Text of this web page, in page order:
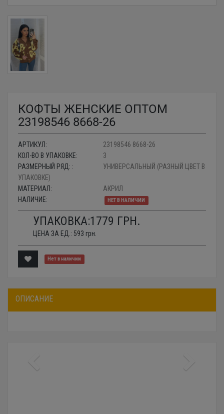
КОФТЫ ЖЕНСКИЕ ОПТОМ
23198546 8668-26
АРТИКУЛ:
23198546 8668-26
КОЛ-ВО В УПАКОВКЕ:
3
РАЗМЕРНЫЙ РЯД: :
УНИВЕРСАЛЬНЫЙ (РАЗНЫЙ ЦВЕТ В
УПАКОВКЕ)
МАТЕРИАЛ:
АКРИЛ
НАЛИЧИЕ:
НЕТ В НАЛИЧИИ
УПАКОВКА:1779 ГРН.
ЦЕНА ЗА ЕД.: 593 грн.
Нет в наличии
ОПИСАНИЕ